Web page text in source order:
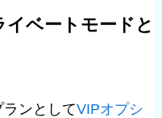
ベートモードと
ランとしてVIPオプシ